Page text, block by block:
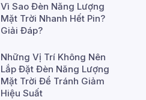
Vì Sao Đèn Năng Lượng
Mặt Trời Nhanh Hết Pin?
Giải Đáp?
Những Vị Trí Không Nên
Lắp Đặt Đèn Năng Lượng
Mặt Trời Để Tránh Giảm
Hiệu Suất